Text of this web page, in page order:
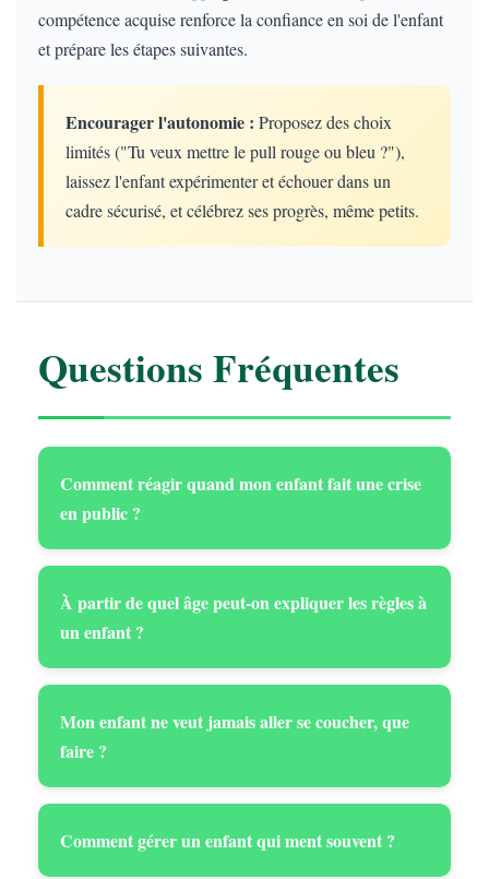
compétence acquise renforce la confiance en soi de l'enfant
et prépare les étapes suivantes.
Encourager l'autonomie : Proposez des choix
limités ("Tu veux mettre le pull rouge ou bleu ?"),
laissez l'enfant expérimenter et échouer dans un
cadre sécurisé, et célébrez ses progrès, même petits.
Questions Fréquentes
Comment réagir quand mon enfant fait une crise
en public ?
À partir de quel âge peut-on expliquer les règles à
un enfant ?
Mon enfant ne veut jamais aller se coucher, que
faire ?
Comment gérer un enfant qui ment souvent ?